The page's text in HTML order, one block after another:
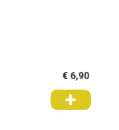
€ 6,90
+